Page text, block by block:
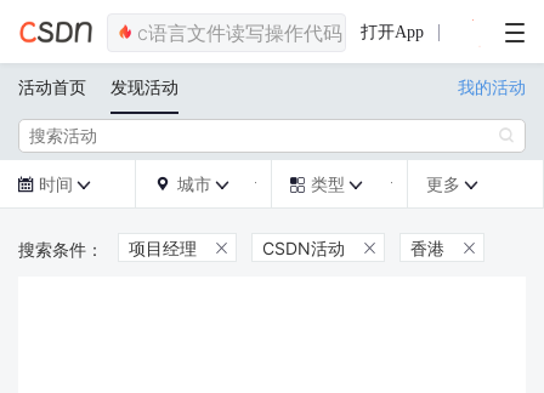
打开App
活动首页 发现活动 我的活动

 时间   城市   类型  更多 
项目经理  CSDN活动  香港 